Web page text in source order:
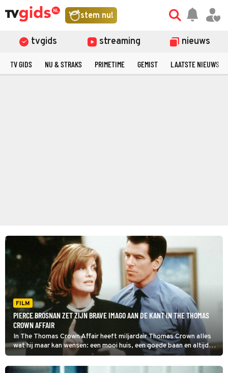
stem nu!
tvgids streaming nieuws
TV GIDS NU & STRAKS PRIMETIME GEMIST LAATSTE NIEUWS
FILM
PIERCE BROSNAN ZET ZIJN BRAVE IMAGO AAN DE KANT IN THE THOMAS
CROWN AFFAIR
In The Thomas Crown Affair heeft miljardair Thomas Crown alles
wat hij maar kan wensen: een mooi huis, een goede baan en altijd
mooie vrouwen om zich heen. Maar toch slaat de verveling toe.